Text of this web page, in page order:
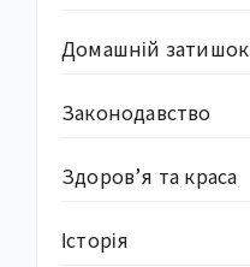
Домашній затишок
Законодавство
Здоров’я та краса
Історія